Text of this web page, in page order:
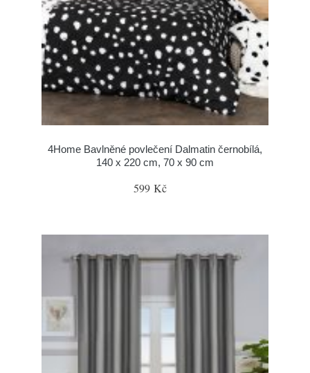
4Home Bavlněné povlečení Dalmatin černobílá,
140 x 220 cm, 70 x 90 cm
599 Kč